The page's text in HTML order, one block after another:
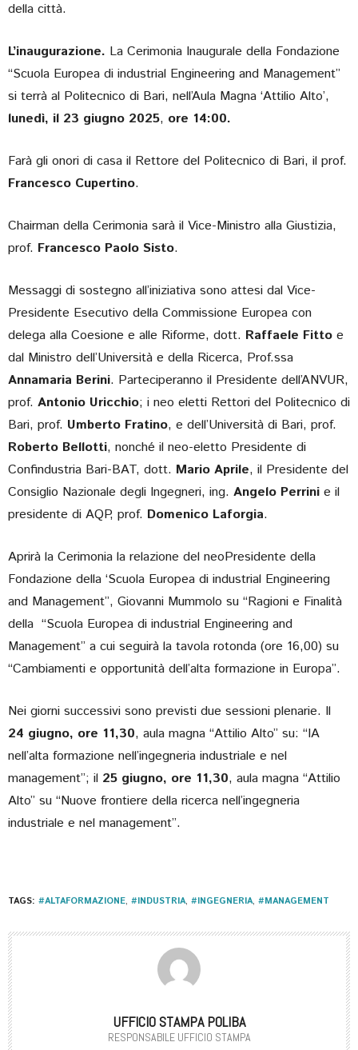
della città.
L’inaugurazione. La Cerimonia Inaugurale della Fondazione
“Scuola Europea di industrial Engineering and Management”
si terrà al Politecnico di Bari, nell’Aula Magna ‘Attilio Alto’,
lunedì, il 23 giugno 2025, ore 14:00.
Farà gli onori di casa il Rettore del Politecnico di Bari, il prof.
Francesco Cupertino.
Chairman della Cerimonia sarà il Vice-Ministro alla Giustizia,
prof. Francesco Paolo Sisto.
Messaggi di sostegno all’iniziativa sono attesi dal Vice-
Presidente Esecutivo della Commissione Europea con
delega alla Coesione e alle Riforme, dott. Raffaele Fitto e
dal Ministro dell’Università e della Ricerca, Prof.ssa
Annamaria Berini. Parteciperanno il Presidente dell’ANVUR,
prof. Antonio Uricchio; i neo eletti Rettori del Politecnico di
Bari, prof. Umberto Fratino, e dell’Università di Bari, prof.
Roberto Bellotti, nonché il neo-eletto Presidente di
Confindustria Bari-BAT, dott. Mario Aprile, il Presidente del
Consiglio Nazionale degli Ingegneri, ing. Angelo Perrini e il
presidente di AQP, prof. Domenico Laforgia.
Aprirà la Cerimonia la relazione del neoPresidente della
Fondazione della ‘Scuola Europea di industrial Engineering
and Management”, Giovanni Mummolo su “Ragioni e Finalità
della “Scuola Europea di industrial Engineering and
Management” a cui seguirà la tavola rotonda (ore 16,00) su
“Cambiamenti e opportunità dell’alta formazione in Europa”.
Nei giorni successivi sono previsti due sessioni plenarie. Il
24 giugno, ore 11,30, aula magna “Attilio Alto” su: “IA
nell’alta formazione nell’ingegneria industriale e nel
management”; il 25 giugno, ore 11,30, aula magna “Attilio
Alto” su “Nuove frontiere della ricerca nell’ingegneria
industriale e nel management”.
TAGS: #ALTAFORMAZIONE, #INDUSTRIA, #INGEGNERIA, #MANAGEMENT
UFFICIO STAMPA POLIBA
RESPONSABILE UFFICIO STAMPA